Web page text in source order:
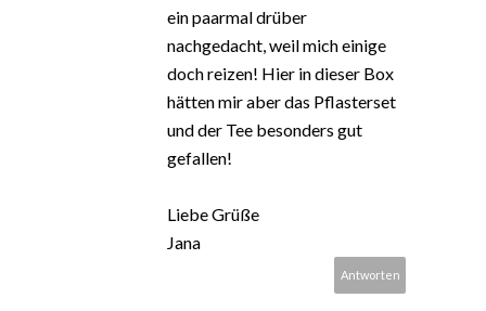
ein paarmal drüber
nachgedacht, weil mich einige
doch reizen! Hier in dieser Box
hätten mir aber das Pflasterset
und der Tee besonders gut
gefallen!
Liebe Grüße
Jana
Antworten